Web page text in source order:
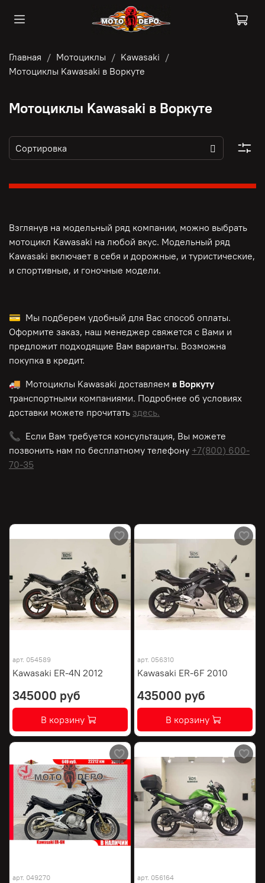
Главная Мотоциклы
Kawasaki
Мотоциклы Kawasaki в Воркуте
Мотоциклы Kawasaki в Воркуте
Взглянув на модельный ряд компании, можно выбрать
мотоцикл Kawasaki на любой вкус. Модельный ряд
Kawasaki включает в себя и дорожные, и туристические,
и спортивные, и гоночные модели.
💳 Мы подберем удобный для Вас способ оплаты.
Оформите заказ, наш менеджер свяжется с Вами и
предложит подходящие Вам варианты. Возможна
покупка в кредит.
🚚 Мотоциклы Kawasaki доставляем в Воркуту
транспортными компаниями. Подробнее об условиях
доставки можете прочитать здесь.
📞 Если Вам требуется консультация, Вы можете
позвонить нам по бесплатному телефону +7(800) 600-
70-35
арт. 054589
Kawasaki ER-4N 2012
345000 руб
В корзину
арт. 056310
Kawasaki ER-6F 2010
435000 руб
В корзину
арт. 049270 арт. 056164